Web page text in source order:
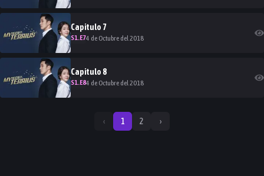
Capitulo 7
S1.E74 de Octubre del 2018
Capitulo 8
S1.E84 de Octubre del 2018
‹ 1 2 ›